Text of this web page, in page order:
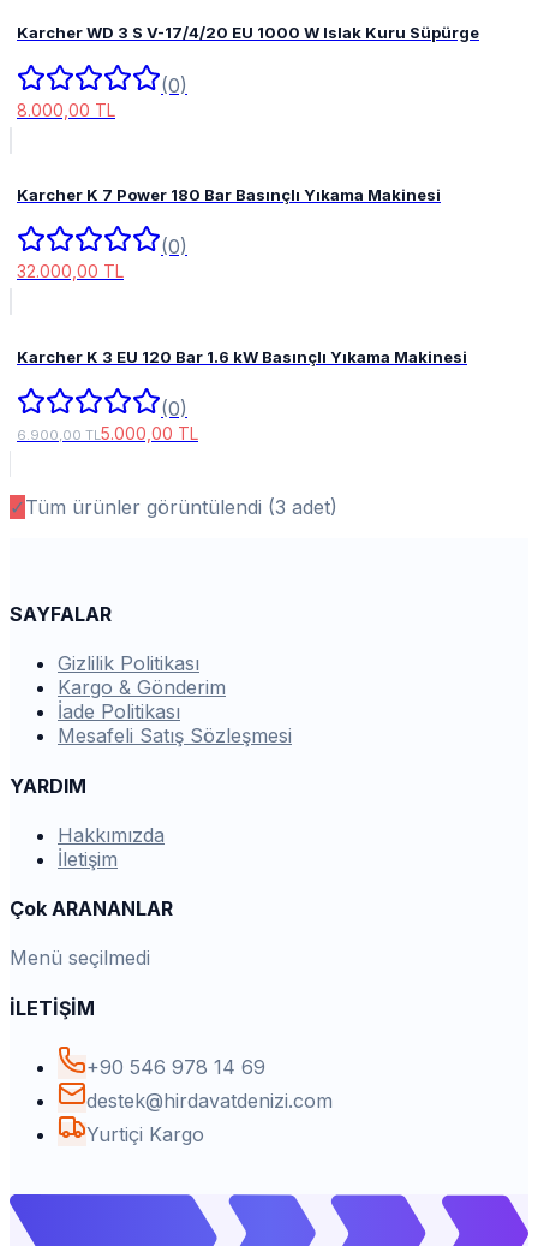
Karcher WD 3 S V-17/4/20 EU 1000 W Islak Kuru Süpürge
(0)
8.000,00 TL
Karcher K 7 Power 180 Bar Basınçlı Yıkama Makinesi
(0)
32.000,00 TL
Karcher K 3 EU 120 Bar 1.6 kW Basınçlı Yıkama Makinesi
(0)
6.900,00 TL5.000,00 TL
✓Tüm ürünler görüntülendi (3 adet)
SAYFALAR
Gizlilik Politikası
Kargo & Gönderim
İade Politikası
Mesafeli Satış Sözleşmesi
YARDIM
Hakkımızda
İletişim
Çok ARANANLAR
Menü seçilmedi
İLETİŞİM
+90 546 978 14 69
destek@hirdavatdenizi.com
Yurtiçi Kargo